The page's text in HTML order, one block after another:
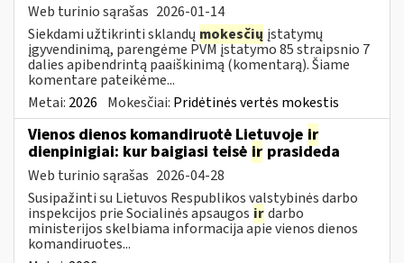
Web turinio sąrašas 2026-01-14
Siekdami užtikrinti sklandų mokesčių įstatymų
įgyvendinimą, parengėme PVM įstatymo 85 straipsnio 7
dalies apibendrintą paaiškinimą (komentarą). Šiame
komentare pateikėme...
Metai: 2026 Mokesčiai: Pridėtinės vertės mokestis
Vienos dienos komandiruotė Lietuvoje ir
dienpinigiai: kur baigiasi teisė ir prasideda
Web turinio sąrašas 2026-04-28
Susipažinti su Lietuvos Respublikos valstybinės darbo
inspekcijos prie Socialinės apsaugos irdarbo
ministerijos skelbiama informacija apie vienos dienos
komandiruotes...